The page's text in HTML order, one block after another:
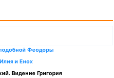
Феодоры
и Енох
Видение Григория